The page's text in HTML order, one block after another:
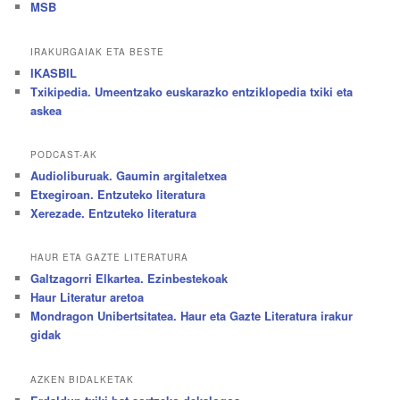
MSB
IRAKURGAIAK ETA BESTE
IKASBIL
Txikipedia. Umeentzako euskarazko entziklopedia txiki eta
askea
PODCAST-AK
Audioliburuak. Gaumin argitaletxea
Etxegiroan. Entzuteko literatura
Xerezade. Entzuteko literatura
HAUR ETA GAZTE LITERATURA
Galtzagorri Elkartea. Ezinbestekoak
Haur Literatur aretoa
Mondragon Unibertsitatea. Haur eta Gazte Literatura irakur
gidak
AZKEN BIDALKETAK